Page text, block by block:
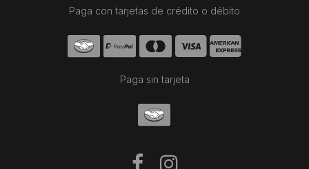
Paga con tarjetas de crédito o débito
Paga sin tarjeta